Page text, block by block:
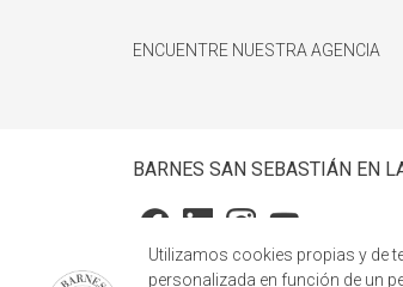
ENCUENTRE NUESTRA AGENCIA
BARNES SAN SEBASTIÁN EN
Utilizamos cookies propias y de
personalizada en función de un